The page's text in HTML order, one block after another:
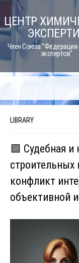
Skip
to
content
ЦЕНТР
Член Союза "Федерация
экспертов"
LIBRARY
🟩 Судебная и
строительных
конфликт
объективной